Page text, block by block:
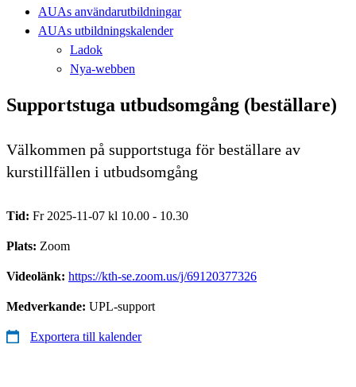
AUAs användarutbildningar
AUAs utbildningskalender
Ladok
Nya-webben
Supportstuga utbudsomgång (beställare)
Välkommen på supportstuga för beställare av
kurstillfällen i utbudsomgång
Tid: Fr 2025-11-07 kl 10.00 - 10.30
Plats: Zoom
Videolänk: https://kth-se.zoom.us/j/69120377326
Medverkande: UPL-support
Exportera till kalender